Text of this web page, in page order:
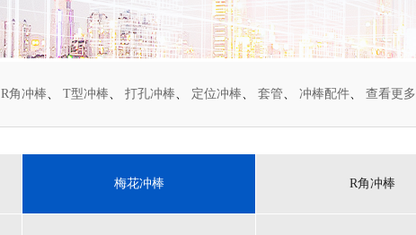
R角冲棒、 T型冲棒、 打孔冲棒、 定位冲棒、 套管、 冲棒配件、 查看更多
梅花冲棒 R角冲棒